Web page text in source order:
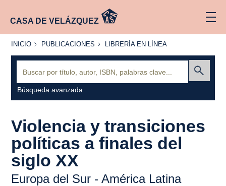
CASA DE VELÁZQUEZ
INICIO
INICIO PUBLICACIONES
PUBLICACIONES
LIBRERÍA
LÍNEA
LIBRERÍA EN LÍNEA
Búsqueda avanzada
Violencia y transiciones
políticas a finales del
siglo XX
Europa del Sur - América Latina